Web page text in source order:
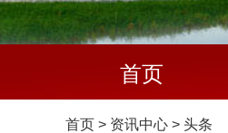
首页
首页 > 资讯中心 > 头条